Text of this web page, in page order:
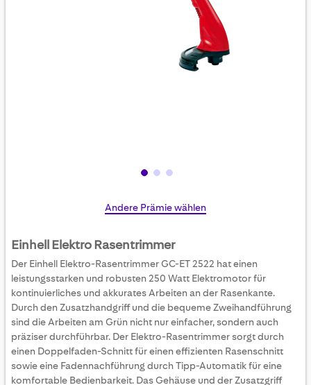
Skip
beginning
of
the
images
gallery
Andere Prämie wählen
Einhell Elektro Rasentrimmer
Der Einhell Elektro-Rasentrimmer GC-ET 2522 hat einen
leistungsstarken und robusten 250 Watt Elektromotor für
kontinuierliches und akkurates Arbeiten an der Rasenkante.
Durch den Zusatzhandgriff und die bequeme Zweihandführung
sind die Arbeiten am Grün nicht nur einfacher, sondern auch
präziser durchführbar. Der Elektro-Rasentrimmer sorgt durch
einen Doppelfaden-Schnitt für einen effizienten Rasenschnitt
sowie eine Fadennachführung durch Tipp-Automatik für eine
komfortable Bedienbarkeit. Das Gehäuse und der Zusatzgriff